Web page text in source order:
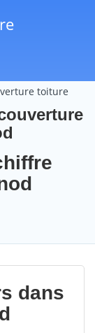
toiture
dans